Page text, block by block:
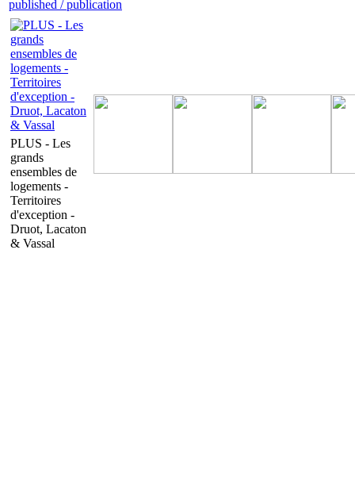
published / publication
PLUS - Les
grands
ensembles de
logements -
Territoires
d'exception -
Druot, Lacaton
& Vassal